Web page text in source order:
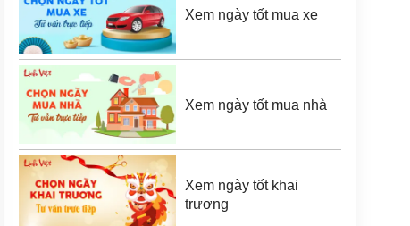
Xem ngày tốt mua xe
Xem ngày tốt mua nhà
Xem ngày tốt khai
trương